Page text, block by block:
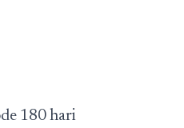
180 hari